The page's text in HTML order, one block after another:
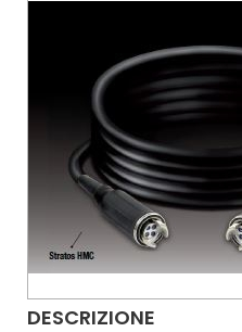
DESCRIZIONE